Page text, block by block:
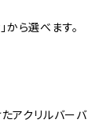
から選べます。
アクリルバー